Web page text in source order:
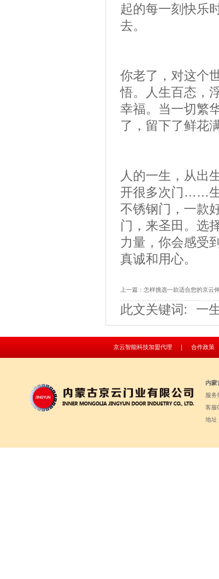
起的每一刻快乐
去。
你老了，对这个
悟。人生百态，
幸福。当一切繁
了，留下了鲜花
人的一生，从出
开很多次门……生
不锈钢门，一款
门，来圣田。选
力量，你会感受
真诚和用心。
上一篇： 怎样挑选一款适合您的京云
此文关键词: 一
京云智能科技加盟代理 合作政策
内蒙
服
客
地址